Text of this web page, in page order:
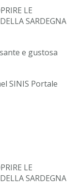
LE
SARDEGNA
e gustosa
SINIS Portale
LE
SARDEGNA